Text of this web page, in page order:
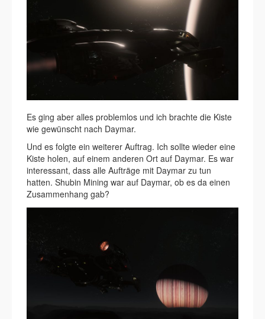
Es ging aber alles problemlos und ich brachte die Kiste
wie gewünscht nach Daymar.
Und es folgte ein weiterer Auftrag. Ich sollte wieder eine
Kiste holen, auf einem anderen Ort auf Daymar. Es war
interessant, dass alle Aufträge mit Daymar zu tun
hatten. Shubin Mining war auf Daymar, ob es da einen
Zusammenhang gab?